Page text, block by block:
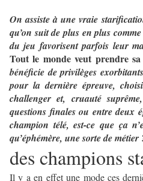
On assiste à une vraie
qu’on suit de plus en plus
du jeu favorisent parfois leur
Tout le monde veut prendre sa
bénéficie de privilèges
pour la dernière épreuve,
challenger et, cruauté
questions finales ou entre deux
champion télé, est-ce que ça
qu’éphémère, une sorte de métier
des champions
Il y a en effet une mode ces